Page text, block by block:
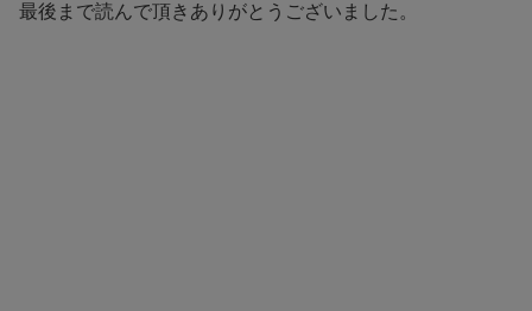
最後まで読んで頂きありがとうございました。